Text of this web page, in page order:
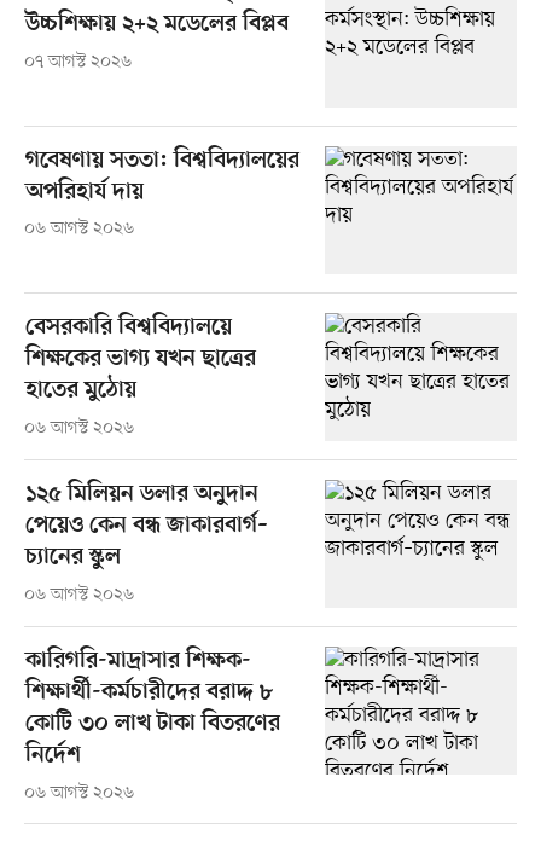
উচ্চশিক্ষায় ২+২ মডেলের বিপ্লব
০৭ আগস্ট ২০২৬
গবেষণায় সততা: বিশ্ববিদ্যালয়ের
অপরিহার্য দায়
০৬ আগস্ট ২০২৬
বেসরকারি বিশ্ববিদ্যালয়ে
শিক্ষকের ভাগ্য যখন ছাত্রের
হাতের মুঠোয়
০৬ আগস্ট ২০২৬
১২৫ মিলিয়ন ডলার অনুদান
পেয়েও কেন বন্ধ জাকারবার্গ–
চ্যানের স্কুল
০৬ আগস্ট ২০২৬
কারিগরি-মাদ্রাসার শিক্ষক-
শিক্ষার্থী-কর্মচারীদের বরাদ্দ ৮
কোটি ৩০ লাখ টাকা বিতরণের
নির্দেশ
০৬ আগস্ট ২০২৬